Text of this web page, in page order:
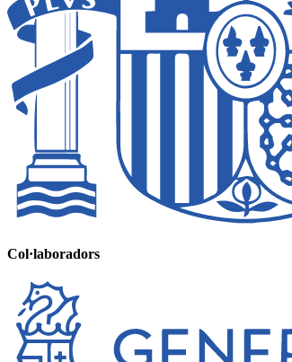
Col·laboradors